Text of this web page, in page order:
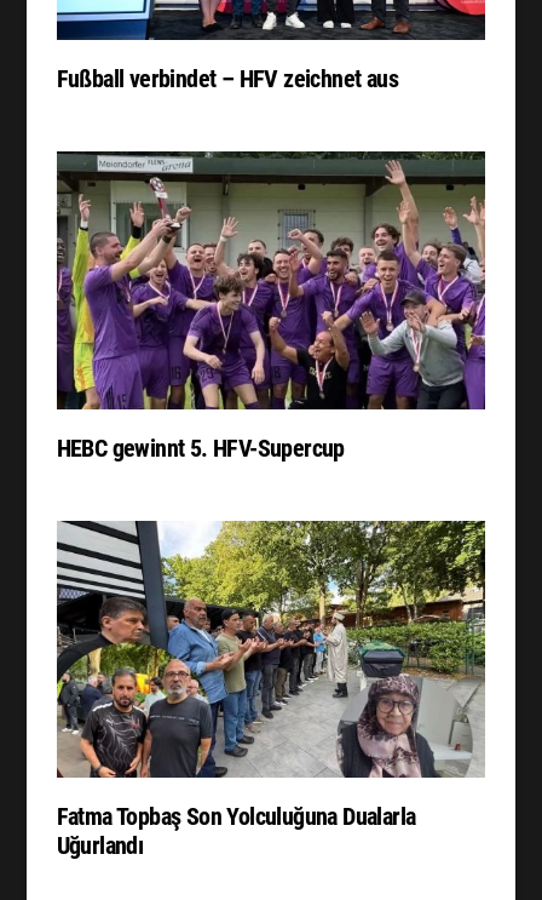
Fußball verbindet – HFV zeichnet aus
HEBC gewinnt 5. HFV-Supercup
Fatma Topbaş Son Yolculuğuna Dualarla
Uğurlandı